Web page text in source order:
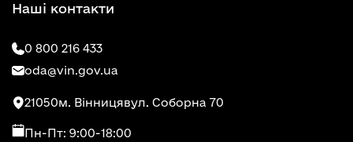
Наші контакти
0 800 216 433
oda@vin.gov.ua
21050м. Вінницявул. Соборна 70
Пн-Пт: 9:00-18:00